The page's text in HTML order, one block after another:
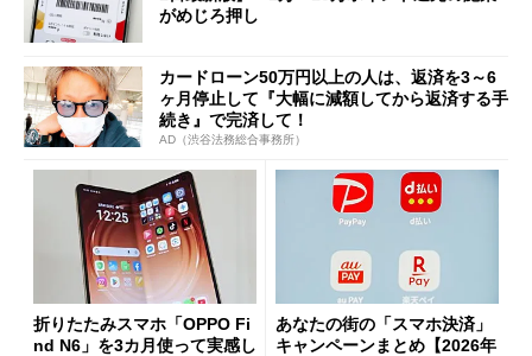
がめじろ押し
カードローン50万円以上の人は、返済を3～6
ヶ月停止して『大幅に減額してから返済する手
続き』で完済して！
AD（渋谷法務総合事務所）
折りたたみスマホ「OPPO Fi
nd N6」を3カ月使って実感し
あなたの街の「スマホ決済」
キャンペーンまとめ【2026年